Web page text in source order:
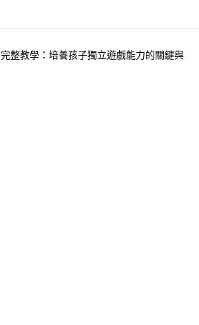
整教學：培養孩子獨立遊戲能力的關鍵與